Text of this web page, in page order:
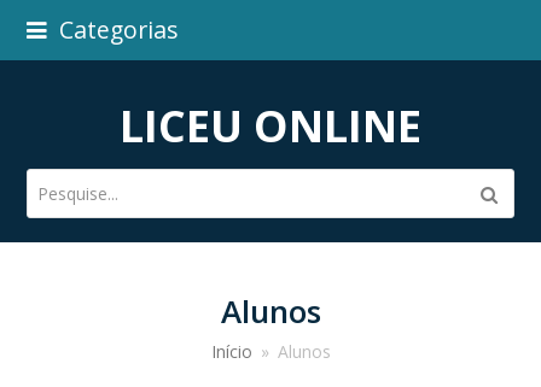
Categorias
LICEU ONLINE
Pesquise...
Alunos
Início » Alunos